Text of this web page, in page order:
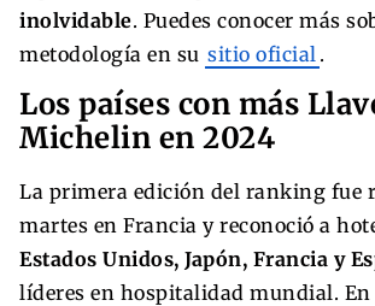
inolvidable. Puedes conocer más
metodología en su sitio oficial .
Los países con más
Michelin en 2024
La primera edición del ranking fue
martes en Francia y reconoció a
Estados Unidos, Japón, Francia y
líderes en hospitalidad mundial. En